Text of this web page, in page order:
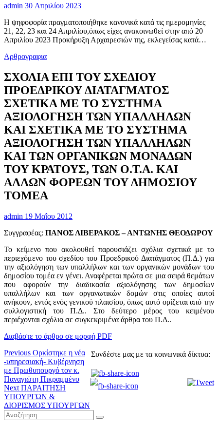
admin 30 Απριλίου 2023
Η ψηφοφορία πραγματοποιήθηκε κανονικά κατά τις ημερομηνίες
21, 22, 23 και 24 Απριλίου,όπως είχες ανακοινωθεί στην από 20
Απριλίου 2023 Προκήρυξη Αρχαιρεσιών της, εκλεγείσας κατά…
Αρθρογραφια
ΣΧΟΛΙΑ ΕΠΙ ΤΟΥ ΣΧΕΔΙΟΥ
ΠΡΟΕΔΡΙΚΟΥ ΔΙΑΤΑΓΜΑΤΟΣ
ΣΧΕΤΙΚΑ ΜΕ ΤΟ ΣΥΣΤΗΜΑ
ΑΞΙΟΛΟΓΗΣΗ ΤΩΝ ΥΠΑΛΛΗΛΩΝ
ΚΑΙ ΣΧΕΤΙΚΑ ΜΕ ΤΟ ΣΥΣΤΗΜΑ
ΑΞΙΟΛΟΓΗΣΗ ΤΩΝ ΥΠΑΛΛΗΛΩΝ
ΚΑΙ ΤΩΝ ΟΡΓΑΝΙΚΩΝ ΜΟΝΑΔΩΝ
ΤΟΥ ΚΡΑΤΟΥΣ, ΤΩΝ Ο.Τ.Α. ΚΑΙ
ΑΛΛΩΝ ΦΟΡΕΩΝ ΤΟΥ ΔΗΜΟΣΙΟΥ
ΤΟΜΕΑ
admin 19 Μαΐου 2012
Συγγραφέας: ΠΑΝΟΣ ΛΙΒΕΡΑΚΟΣ – ΑΝΤΩΝΗΣ ΘΕΟΔΩΡΟΥ
Το κείμενο που ακολουθεί παρουσιάζει σχόλια σχετικά με το
περιεχόμενο του σχεδίου του Προεδρικού Διατάγματος (Π.Δ.) για
την αξιολόγηση των υπαλλήλων και των οργανικών μονάδων του
δημοσίου τομέα εν γένει. Αναφέρεται πρώτα σε μια σειρά θεμάτων
που αφορούν την διαδικασία αξιολόγησης των δημοσίων
υπαλλήλων και των οργανωτικών δομών στις οποίες αυτοί
ανήκουν, εντός ενός γενικού πλαισίου, όπως αυτό ορίζεται από την
συλλογιστική του Π.Δ.. Στο δεύτερο μέρος του κειμένου
περιέχονται σχόλια σε συγκεκριμένα άρθρα του Π.Δ..
Διαβάστε το άρθρο σε μορφή PDF
Συνδέστε μας με τα κοινωνικά δίκτυα:
Πλοήγηση
άρθρων
Previous Previous
post:
Ορκίστηκε η νέα
-υπηρεσιακή- Κυβέρνηση
με Πρωθυπουργό τον κ.
Παναγιώτη Πικραμμένο
Next Next
post:
ΠΑΡΑΙΤΗΣΗ
ΥΠΟΥΡΓΩΝ &
ΔΙΟΡΙΣΜΟΣ ΥΠΟΥΡΓΩΝ
Αναζήτηση
…